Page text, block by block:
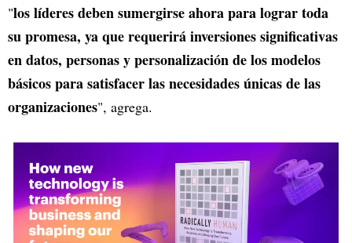
"los líderes deben sumergirse ahora para lograr toda
su promesa, ya que requerirá inversiones significativas
en datos, personas y personalización de los modelos
básicos para satisfacer las necesidades únicas de las
organizaciones", agrega.